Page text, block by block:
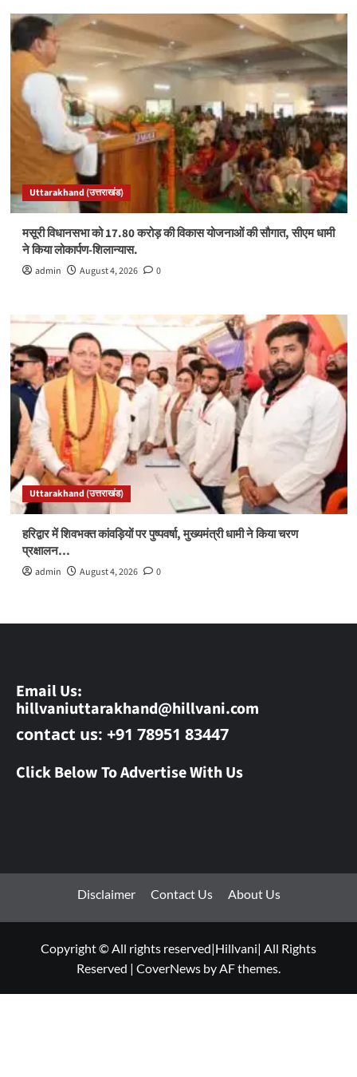
Uttarakhand (उत्तराखंड)
मसूरी विधानसभा को 17.80 करोड़ की विकास योजनाओं की सौगात, सीएम धामी
ने किया लोकार्पण-शिलान्यास.
admin August 4, 2026 0
Uttarakhand (उत्तराखंड)
हरिद्वार में शिवभक्त कांवड़ियों पर पुष्पवर्षा, मुख्यमंत्री धामी ने किया चरण
प्रक्षालन…
admin August 4, 2026 0
Email Us:
hillvaniuttarakhand@hillvani.com
contact us: +91 78951 83447
Click Below To Advertise With Us
Disclaimer Contact Us About Us
Copyright © All rights reserved|Hillvani| All Rights
Reserved | CoverNews by AF themes.